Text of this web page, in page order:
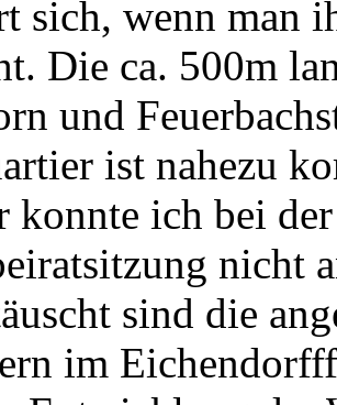
sich, wenn man
Die ca. 500m
und
ist nahezu
konnte ich bei
nicht
sind die
im